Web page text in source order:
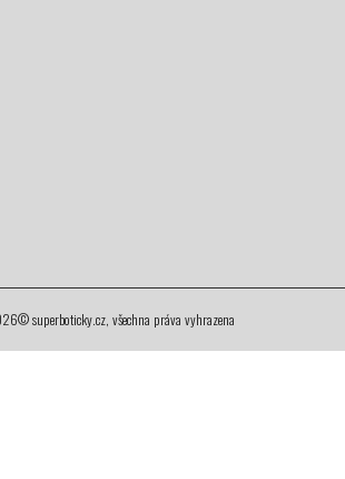
superboticky.cz, všechna práva vyhrazena